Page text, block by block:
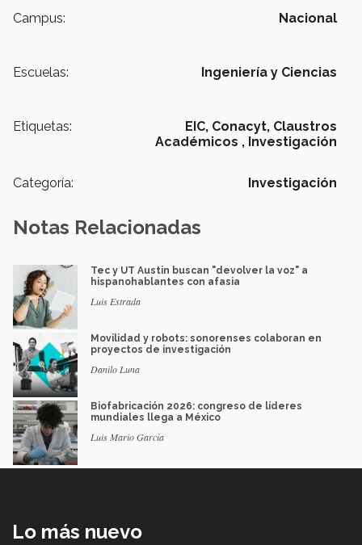
Campus: Nacional
Escuelas: Ingeniería y Ciencias
Etiquetas: EIC, Conacyt, Claustros
Académicos , Investigación
Categoría: Investigación
Notas Relacionadas
Tec y UT Austin buscan "devolver la voz" a
hispanohablantes con afasia
Luis Estrada
Movilidad y robots: sonorenses colaboran en
proyectos de investigación
Danilo Luna
Biofabricación 2026: congreso de líderes
mundiales llega a México
Luis Mario García
Lo más nuevo